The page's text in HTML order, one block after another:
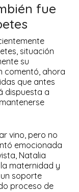
fue
situación
su
comentó, ahora
que antes
dispuesta a
vino, pero no
emocionada
Natalia
maternidad y
soporte
proceso de